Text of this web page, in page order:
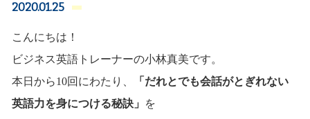
2020.01.25
こんにちは！
ビジネス英語トレーナーの小林真美です。
本日から10回にわたり、
「 だれとでも会話がとぎれない
英語力を身につける秘訣」
を